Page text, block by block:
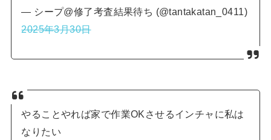
— シープ@修了考査結果待ち (@tantakatan_0411)
2025年3月30日
やることやれば家で作業OKさせるインチャに私は
なりたい